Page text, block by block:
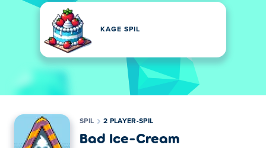
KAGE SPIL
SPIL 2 PLAYER-SPIL
Bad Ice-Cream